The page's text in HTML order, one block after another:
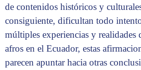
de contenidos históricos y
consiguiente, dificultan todo
múltiples experiencias y realidades
afros en el Ecuador, estas
parecen apuntar hacia otras